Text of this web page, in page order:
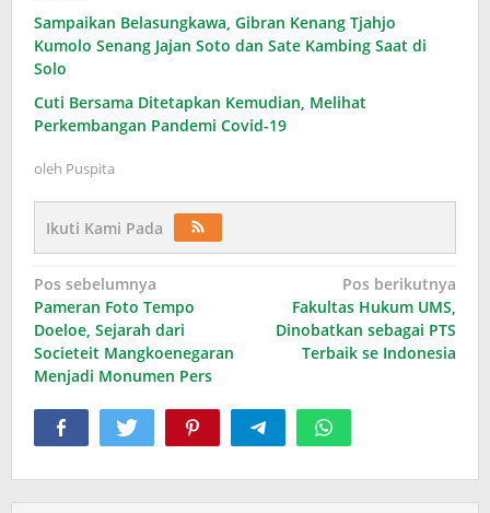
Sampaikan Belasungkawa, Gibran Kenang Tjahjo
Kumolo Senang Jajan Soto dan Sate Kambing Saat di
Solo
Cuti Bersama Ditetapkan Kemudian, Melihat
Perkembangan Pandemi Covid-19
oleh Puspita
Ikuti Kami Pada
Navigasi
pos
Pos sebelumnya
Pameran Foto Tempo
Doeloe, Sejarah dari
Societeit Mangkoenegaran
Menjadi Monumen Pers
Pos berikutnya
Fakultas Hukum UMS,
Dinobatkan sebagai PTS
Terbaik se Indonesia